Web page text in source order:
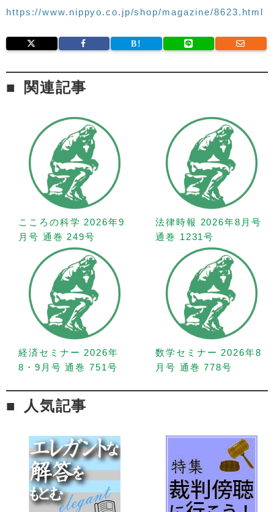
https://www.nippyo.co.jp/shop/magazine/8623.html
関連記事
こころの科学 2026年9
月号 通巻 249号
法律時報 2026年8月号
通巻 1231号
経済セミナー 2026年
8・9月号 通巻 751号
数学セミナー 2026年8
月号 通巻 778号
人気記事